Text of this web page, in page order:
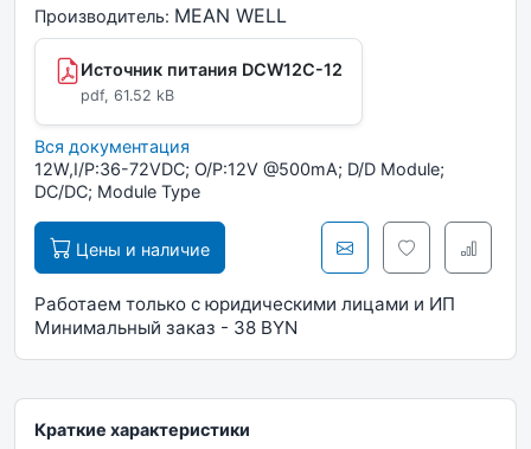
Производитель: MEAN WELL
Источник питания DCW12C-12
pdf, 61.52 kB
Вся документация
12W,I/P:36-72VDC; O/P:12V @500mA; D/D Module;
DC/DC; Module Type
Цены и наличие
Работаем только с юридическими лицами и ИП
Минимальный заказ - 38 BYN
Краткие характеристики